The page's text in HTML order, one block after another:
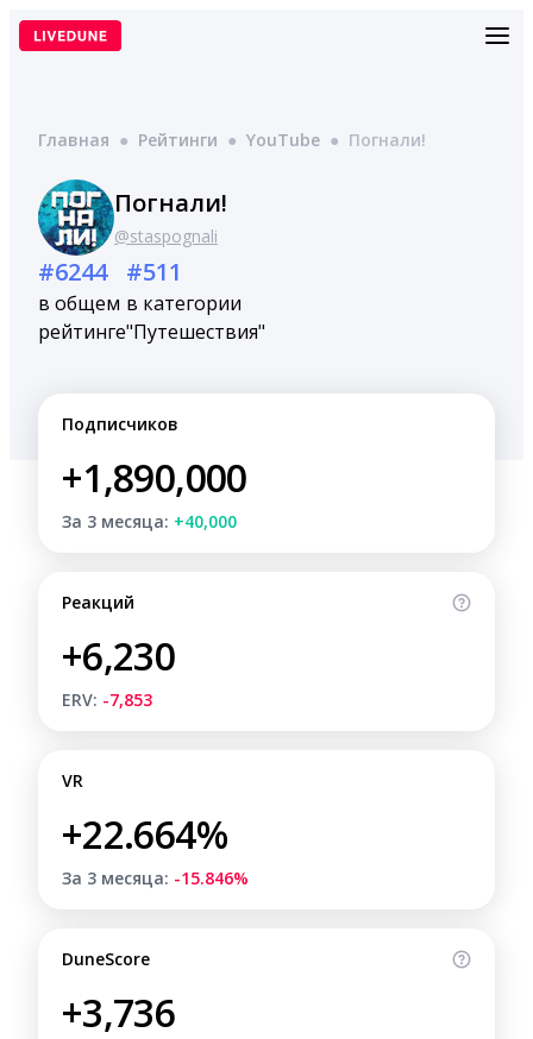
Перейти
Главная ● Рейтинги ● YouTube ● Погнали!
Погнали!
@staspognali
#6244
в общем
рейтинге
#511
в категории
"Путешествия"
Подписчиков
+1,890,000
За 3 месяца: +40,000
Реакций
+6,230
ERV: -7,853
VR
+22.664%
За 3 месяца: -15.846%
DuneScore
+3,736